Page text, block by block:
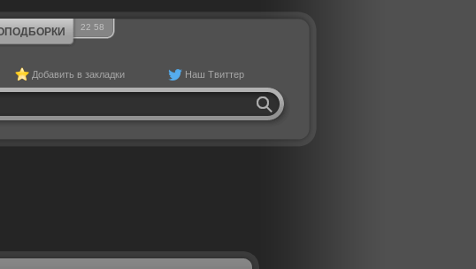
22 58
Добавить в закладки Наш Твиттер